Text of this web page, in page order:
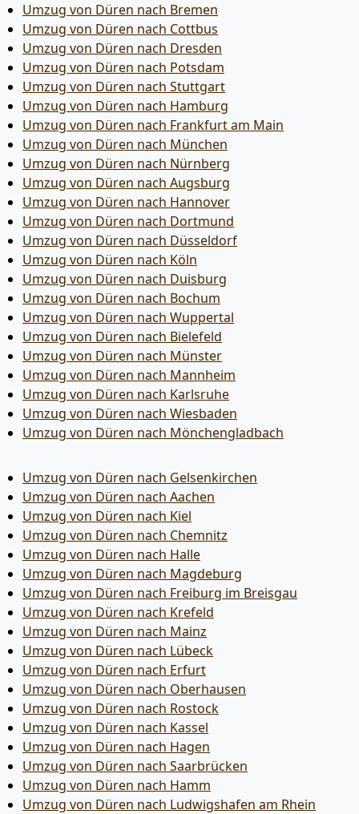
Umzug von Düren nach Bremen
Umzug von Düren nach Cottbus
Umzug von Düren nach Dresden
Umzug von Düren nach Potsdam
Umzug von Düren nach Stuttgart
Umzug von Düren nach Hamburg
Umzug von Düren nach Frankfurt am Main
Umzug von Düren nach München
Umzug von Düren nach Nürnberg
Umzug von Düren nach Augsburg
Umzug von Düren nach Hannover
Umzug von Düren nach Dortmund
Umzug von Düren nach Düsseldorf
Umzug von Düren nach Köln
Umzug von Düren nach Duisburg
Umzug von Düren nach Bochum
Umzug von Düren nach Wuppertal
Umzug von Düren nach Bielefeld
Umzug von Düren nach Münster
Umzug von Düren nach Mannheim
Umzug von Düren nach Karlsruhe
Umzug von Düren nach Wiesbaden
Umzug von Düren nach Mönchen­gladbach
Umzug von Düren nach Gelsenkirchen
Umzug von Düren nach Aachen
Umzug von Düren nach Kiel
Umzug von Düren nach Chemnitz
Umzug von Düren nach Halle
Umzug von Düren nach Magdeburg
Umzug von Düren nach Freiburg im Breisgau
Umzug von Düren nach Krefeld
Umzug von Düren nach Mainz
Umzug von Düren nach Lübeck
Umzug von Düren nach Erfurt
Umzug von Düren nach Oberhausen
Umzug von Düren nach Rostock
Umzug von Düren nach Kassel
Umzug von Düren nach Hagen
Umzug von Düren nach Saarbrücken
Umzug von Düren nach Hamm
Umzug von Düren nach Ludwigshafen am Rhein